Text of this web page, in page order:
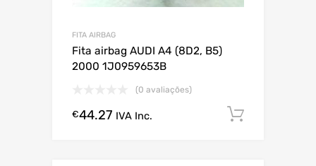
FITA AIRBAG
Fita airbag AUDI A4 (8D2, B5)
2000 1J0959653B
(0 avaliações)
€44.27 IVA Inc.